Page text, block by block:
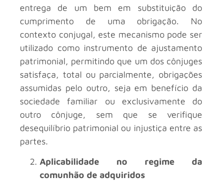
entrega de um bem em substituição do
cumprimento de uma obrigação. No
contexto conjugal, este mecanismo pode ser
utilizado como instrumento de ajustamento
patrimonial, permitindo que um dos cônjuges
satisfaça, total ou parcialmente, obrigações
assumidas pelo outro, seja em benefício da
sociedade familiar ou exclusivamente do
outro cônjuge, sem que se verifique
desequilíbrio patrimonial ou injustiça entre as
partes.
Aplicabilidade no regime da
comunhão de adquiridos